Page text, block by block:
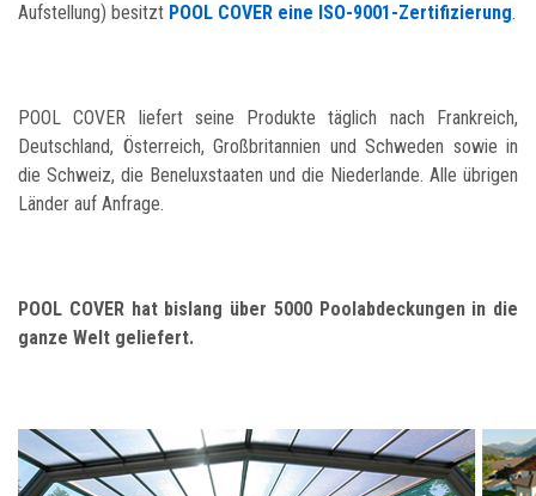
Aufstellung) besitzt POOL COVER eine ISO-9001-Zertifizierung.
POOL COVER liefert seine Produkte täglich nach Frankreich,
Deutschland, Österreich, Großbritannien und Schweden sowie in
die Schweiz, die Beneluxstaaten und die Niederlande. Alle übrigen
Länder auf Anfrage.
POOL COVER hat bislang über 5000 Poolabdeckungen in die
ganze Welt geliefert.